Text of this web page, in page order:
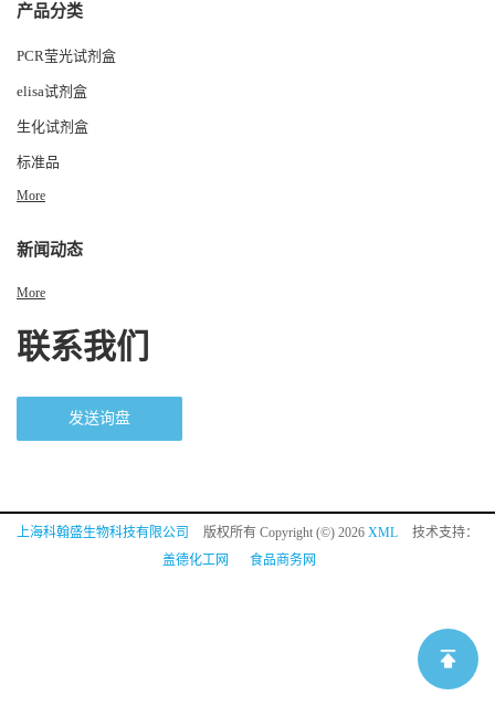
产品分类
PCR莹光试剂盒
elisa试剂盒
生化试剂盒
标准品
More
新闻动态
More
联系我们
发送询盘
上海科翰盛生物科技有限公司 版权所有 Copyright (©) 2026 XML
技术支持：
盖德化工网
食品商务网